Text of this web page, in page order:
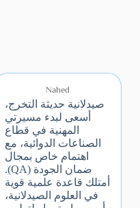
Nahed
صيدلانية حديثة التخرج،
أسعى لبدء مسيرتي
المهنية في قطاع
الصناعات الدوائية، مع
اهتمام خاص بمجال
ضمان الجودة (QA).
أمتلك قاعدة علمية قوية
في العلوم الصيدلانية،